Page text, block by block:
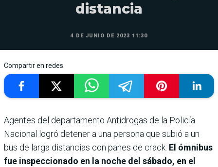
distancia
4 DE JUNIO DE 2023 11:30
Compartir en redes
Agentes del departamento Antidrogas de la Policía
Nacional logró detener a una persona que subió a un
bus de larga distancias con panes de crack. El ómnibus
fue inspeccionado en la noche del sábado, en el